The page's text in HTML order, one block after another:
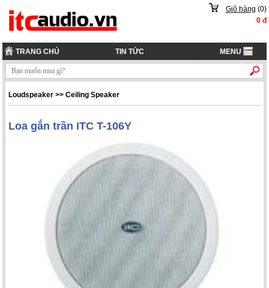
Giỏ hàng (0)
0đ
TRANG CHỦ TIN TỨC MENU
Loudspeaker >>Ceiling Speaker
Loa gắn trần ITC T-106Y